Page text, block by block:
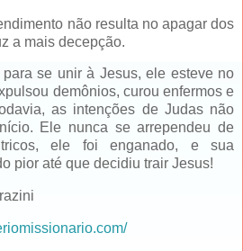
não resulta no apagar dos
a mais decepção.
se unir à Jesus, ele esteve no
demônios, curou enfermos e
as intenções de Judas não
Ele nunca se arrependeu de
ele foi enganado, e sua
pior até que decidiu trair Jesus!